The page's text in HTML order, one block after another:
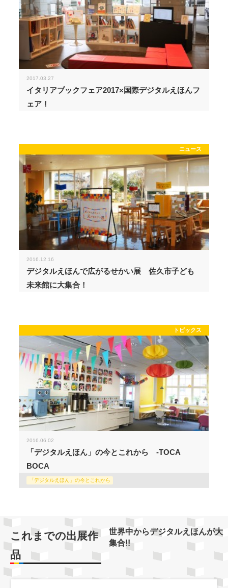
2017.03.27
イタリアブックフェア2017×国際デジタルえほんフ
ェア！
ニュース
2016.12.16
デジタルえほんで広がるせかい展 佐久市子ども
未来館に大集合！
トピックス
2016.06.02
「デジタルえほん」の今とこれから -TOCA
BOCA
「デジタルえほん」の今とこれから
これまでの出展作
品
世界中からデジタルえほんが大
集合!!